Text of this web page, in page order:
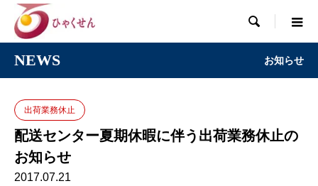

NEWS お知らせ
出荷業務休止
配送センター夏期休暇に伴う出荷業務休止の
お知らせ
2017.07.21